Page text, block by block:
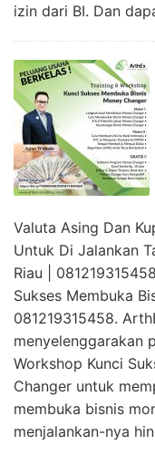
izin dari BI. Dan
Valuta Asing Dan
Untuk Di Jalankan
Riau |
Sukses Membuka
081219315458.
menyelenggarakan
Workshop Kunci
Changer untuk
membuka bisnis
menjalankan-nya